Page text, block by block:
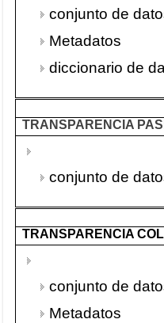
conjunto de
Metadatos
diccionario de
TRANSPARENCIA
conjunto de
TRANSPARENCIA
conjunto de
Metadatos